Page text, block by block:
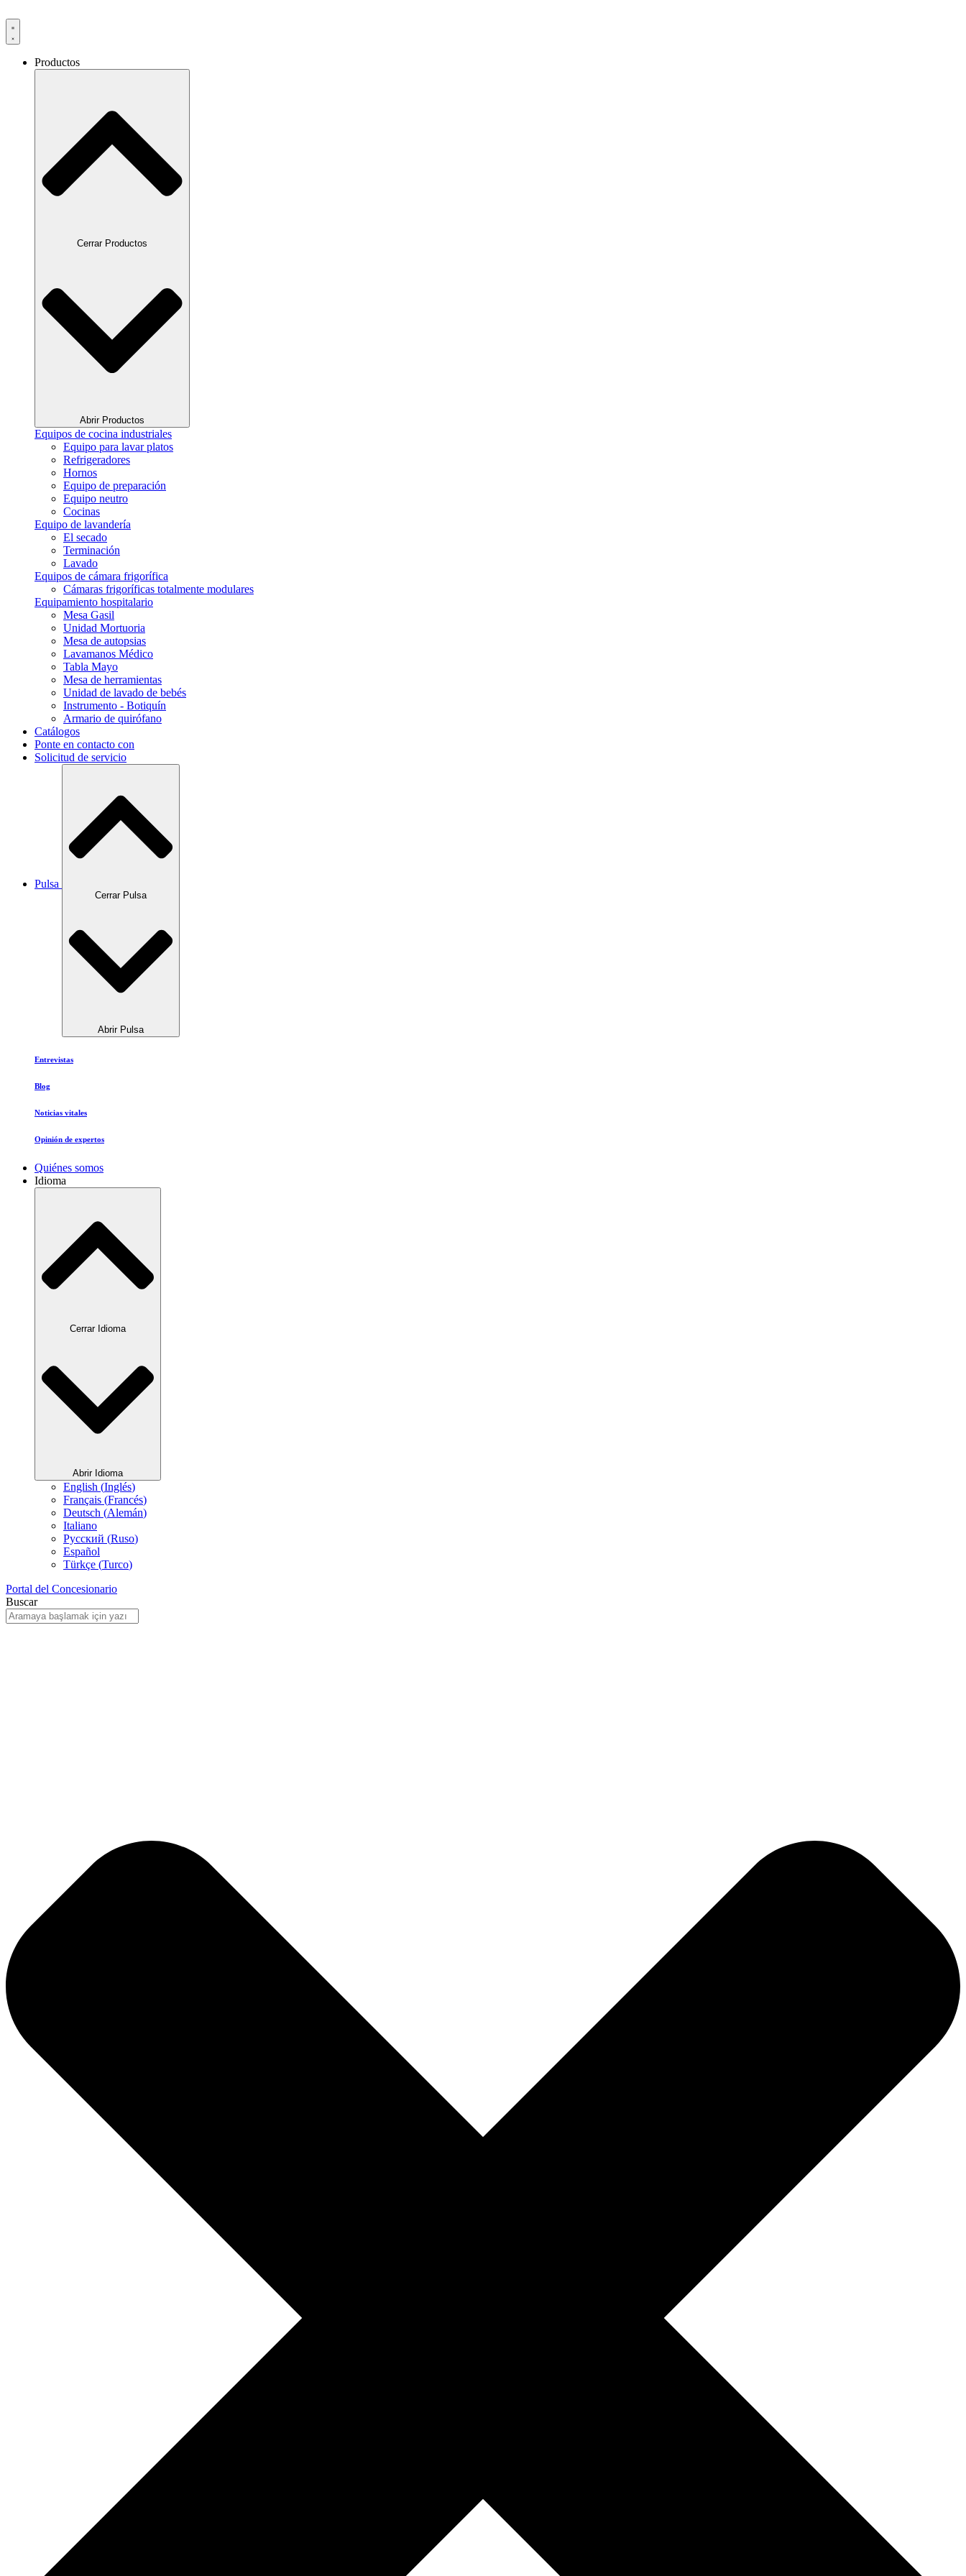
Productos
Cerrar Productos
Abrir Productos
Equipos de cocina industriales
Equipo para lavar platos
Refrigeradores
Hornos
Equipo de preparación
Equipo neutro
Cocinas
Equipo de lavandería
El secado
Terminación
Lavado
Equipos de cámara frigorífica
Cámaras frigoríficas totalmente modulares
Equipamiento hospitalario
Mesa Gasil
Unidad Mortuoria
Mesa de autopsias
Lavamanos Médico
Tabla Mayo
Mesa de herramientas
Unidad de lavado de bebés
Instrumento - Botiquín
Armario de quirófano
Catálogos
Ponte en contacto con
Solicitud de servicio
Pulsa
Cerrar Pulsa
Abrir Pulsa
Entrevistas
Blog
Noticias vitales
Opinión de expertos
Quiénes somos
Idioma
Cerrar Idioma
Abrir Idioma
English (Inglés)
Français (Francés)
Deutsch (Alemán)
Italiano
Русский (Ruso)
Español
Türkçe (Turco)
Portal del Concesionario
Buscar